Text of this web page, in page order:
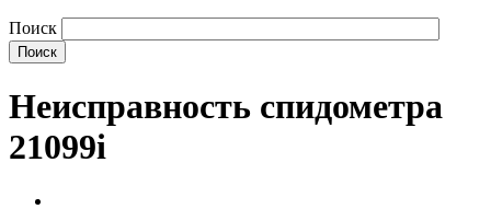
Поиск
Неисправность спидометра
21099i